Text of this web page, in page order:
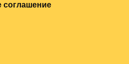
соглашение